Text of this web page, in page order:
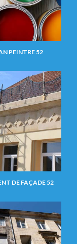
PEINTRE 52
DE FAÇADE 52